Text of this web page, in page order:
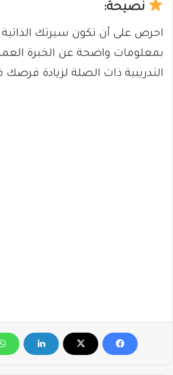
نصيحة:
احرص على أن تكون سيرتك
بمعلومات واضحة عن الخبرة
التدريبية ذات الصلة لزيادة فرصك